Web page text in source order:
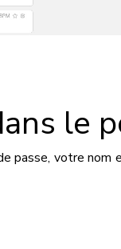
le
passe, votre nom